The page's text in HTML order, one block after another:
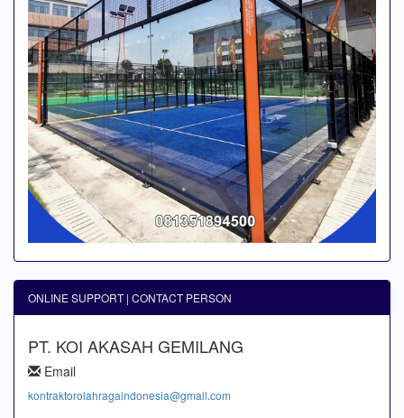
ONLINE SUPPORT | CONTACT PERSON
PT. KOI AKASAH GEMILANG
Email
kontraktorolahragaindonesia@gmail.com